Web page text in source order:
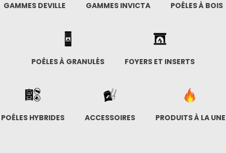
GAMMES DEVILLE GAMMES INVICTA POÊLES À BOIS
POÊLES À GRANULÉS FOYERS ET INSERTS
POÊLES HYBRIDES ACCESSOIRES PRODUITS À LA UNE